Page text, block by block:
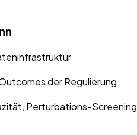
der Regulierung
Perturbations-Screening